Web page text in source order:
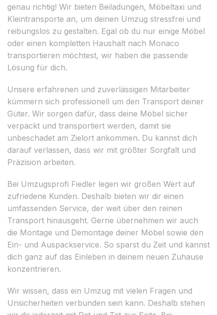
genau richtig! Wir bieten Beiladungen, Möbeltaxi und
Kleintransporte an, um deinen Umzug stressfrei und
reibungslos zu gestalten. Egal ob du nur einige Möbel
oder einen kompletten Haushalt nach Monaco
transportieren möchtest, wir haben die passende
Lösung für dich.
Unsere erfahrenen und zuverlässigen Mitarbeiter
kümmern sich professionell um den Transport deiner
Güter. Wir sorgen dafür, dass deine Möbel sicher
verpackt und transportiert werden, damit sie
unbeschadet am Zielort ankommen. Du kannst dich
darauf verlassen, dass wir mit größter Sorgfalt und
Präzision arbeiten.
Bei Umzugsprofi Fiedler legen wir großen Wert auf
zufriedene Kunden. Deshalb bieten wir dir einen
umfassenden Service, der weit über den reinen
Transport hinausgeht. Gerne übernehmen wir auch
die Montage und Demontage deiner Möbel sowie den
Ein- und Auspackservice. So sparst du Zeit und kannst
dich ganz auf das Einleben in deinem neuen Zuhause
konzentrieren.
Wir wissen, dass ein Umzug mit vielen Fragen und
Unsicherheiten verbunden sein kann. Deshalb stehen